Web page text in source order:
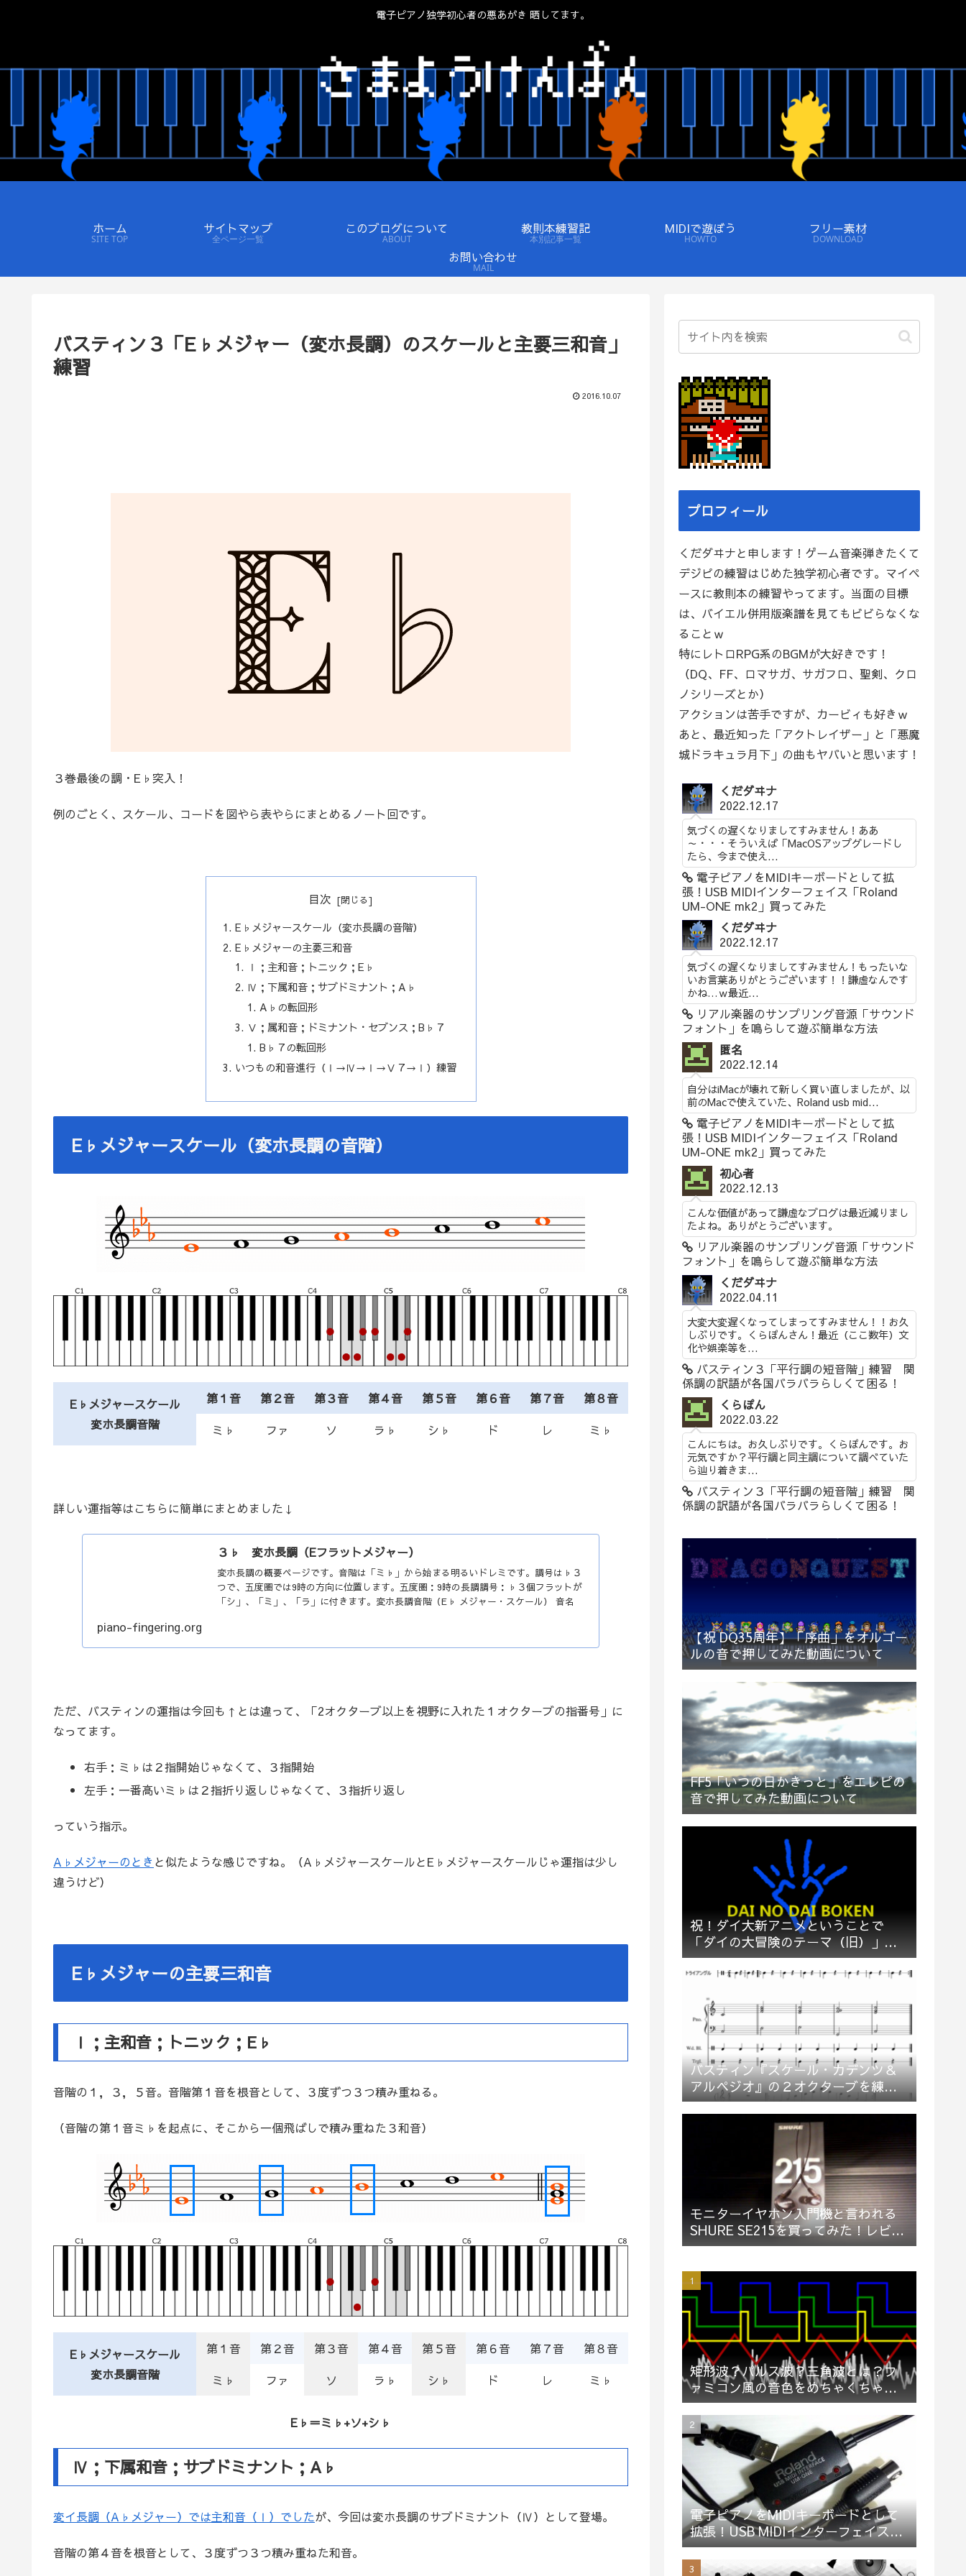
電子ピアノ独学初心者の悪あがき 晒してます。
ホーム
SITE TOP
サイトマップ
全ページ一覧
このブログについて
ABOUT
教則本練習記
本別記事一覧
MIDIで遊ぼう
HOWTO
フリー素材
DOWNLOAD
お問い合わせ
MAIL
バスティン３「E♭メジャー（変ホ長調）のスケールと主要三和音」
練習
2016.10.07
３巻最後の調・E♭突入！
例のごとく、スケール、コードを図やら表やらにまとめるノート回です。
目次
E♭メジャースケール（変ホ長調の音階）
E♭メジャーの主要三和音
Ⅰ；主和音；トニック；E♭
Ⅳ；下属和音；サブドミナント；A♭
A♭の転回形
Ⅴ；属和音；ドミナント・セブンス；B♭７
B♭７の転回形
いつもの和音進行（Ⅰ→Ⅳ→Ⅰ→Ⅴ７→Ⅰ）練習
E♭メジャースケール（変ホ長調の音階）
E♭メジャースケール
変ホ長調音階
第１音 第２音 第３音 第４音 第５音 第６音 第７音
第８音
ミ♭
ファ ソ ラ♭ シ♭ ド レ ミ♭
詳しい運指等はこちらに簡単にまとめました↓
３♭ 変ホ長調（Eフラットメジャー）
変ホ長調の概要ページです。音階は「ミ♭」から始まる明るいドレミです。調号は♭３
つで、五度圏では9時の方向に位置します。五度圏：9時の長調調号：♭３個フラットが
「シ」、「ミ」、「ラ」に付きます。変ホ長調音階（E♭ メジャー・スケール） 音名
piano-fingering.org
ただ、バスティンの運指は今回も↑とは違って、「2オクターブ以上を視野に入れた１オクターブの指番号」に
なってます。
右手：ミ♭は２指開始じゃなくて、３指開始
左手：一番高いミ♭は２指折り返しじゃなくて、３指折り返し
っていう指示。
A♭メジャーのとき と似たような感じですね。（A♭メジャースケールとE♭メジャースケールじゃ運指は少し
違うけど）
E♭メジャーの主要三和音
Ⅰ；主和音；トニック；E♭
音階の１，３，５音。音階第１音を根音として、３度ずつ３つ積み重ねる。
（音階の第１音ミ♭を起点に、そこから一個飛ばしで積み重ねた３和音）
E♭メジャースケール
変ホ長調音階
第１音 第２音 第３音 第４音 第５音 第６音 第７音
第８音
ミ♭
ファ ソ ラ♭ シ♭ ド レ ミ♭
E♭＝ミ♭+ソ+シ♭
Ⅳ；下属和音；サブドミナント；A♭
変イ長調（A♭メジャー）では主和音（Ⅰ）でしたが、今回は変ホ長調のサブドミナント（Ⅳ）として登場。
音階の第４音を根音として、３度ずつ３つ積み重ねた和音。
プロフィール
くだダヰナと申します！ゲーム音楽弾きたくて
デジピの練習はじめた独学初心者です。マイペ
ースに教則本の練習やってます。当面の目標
は、バイエル併用版楽譜を見てもビビらなくな
ることｗ
特にレトロRPG系のBGMが大好きです！
（DQ、FF、ロマサガ、サガフロ、聖剣、クロ
ノシリーズとか）
アクションは苦手ですが、カービィも好きｗ
あと、最近知った「アクトレイザー」と「悪魔
城ドラキュラ月下」の曲もヤバいと思います！
くだダヰナ
2022.12.17
気づくの遅くなりましてすみません！ああ
～・・・そういえば「MacOSアップグレードし
たら、今まで使え...
電子ピアノをMIDIキーボードとして拡
張！USB MIDIインターフェイス「Roland
UM-ONE mk2」買ってみた
くだダヰナ
2022.12.17
気づくの遅くなりましてすみません！もったいな
いお言葉ありがとうございます！！謙虚なんです
かね…ｗ最近...
リアル楽器のサンプリング音源「サウンド
フォント」を鳴らして遊ぶ簡単な方法
匿名
2022.12.14
自分はiMacが壊れて新しく買い直しましたが、以
前のMacで使えていた、Roland usb mid...
電子ピアノをMIDIキーボードとして拡
張！USB MIDIインターフェイス「Roland
UM-ONE mk2」買ってみた
初心者
2022.12.13
こんな価値があって謙虚なブログは最近減りまし
たよね。ありがとうございます。
リアル楽器のサンプリング音源「サウンド
フォント」を鳴らして遊ぶ簡単な方法
くだダヰナ
2022.04.11
大変大変遅くなってしまってすみません！！お久
しぶりです。くらぽんさん！最近（ここ数年）文
化や娯楽等を...
バスティン３「平行調の短音階」練習 関
係調の訳語が各国バラバラらしくて困る！
くらぽん
2022.03.22
こんにちは。お久しぶりです。くらぽんです。お
元気ですか？平行調と同主調について調べていた
ら辿り着きま...
バスティン３「平行調の短音階」練習 関
係調の訳語が各国バラバラらしくて困る！
【祝 DQ35周年】「序曲」をオルゴー
ルの音で押してみた動画について
FF5「いつの日かきっと」をエレピの
音で押してみた動画について
祝！ダイ大新アニメということで
「ダイの大冒険のテーマ（旧）」多
重録音でお祝い＆応援してみた
バスティン『スケール・カデンツ＆
アルペジオ』の２オクターブを練習
してみた
モニターイヤホン入門機と言われる
SHURE SE215を買ってみた！レビュ
ー
矩形波？パルス波？三角波とは？フ
ァミコン風の音色をめちゃくちゃ簡
単に説明してみた（動画）
電子ピアノをMIDIキーボードとして
拡張！USB MIDIインターフェイス
「Roland UM-ONE mk2」買ってみ
た